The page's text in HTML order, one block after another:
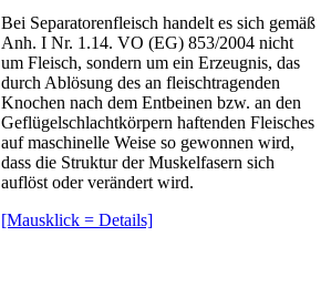
Bei Separatorenfleisch handelt es sich gemäß
Anh. I Nr. 1.14. VO (EG) 853/2004 nicht
um Fleisch, sondern um ein Erzeugnis, das
durch Ablösung des an fleischtragenden
Knochen nach dem Entbeinen bzw. an den
Geflügelschlachtkörpern haftenden Fleisches
auf maschinelle Weise so gewonnen wird,
dass die Struktur der Muskelfasern sich
auflöst oder verändert wird.
[Mausklick = Details]